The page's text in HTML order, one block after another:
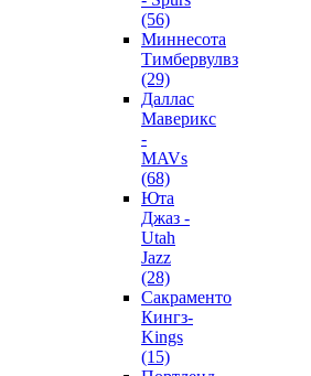
(56)
Миннесота
Тимбервулвз
(29)
Даллас
Маверикс
-
MAVs
(68)
Юта
Джаз -
Utah
Jazz
(28)
Сакраменто
Кингз-
Kings
(15)